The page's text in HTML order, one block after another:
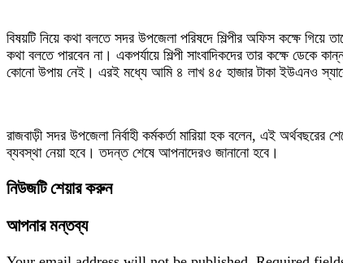
বিষয়টি নিয়ে কথা বলতে সদর উপজেলা পরিষদে শিল্পীর অফিস কক্ষে গিয়ে
কথা বলতে পারবেন না। একপর্যায়ে শিল্পী সাংবাদিকদের তার কক্ষে
কোনো উপায় নেই। এরই মধ্যে আমি ৪ লাখ ৪৫ হাজার টাকা ইউএনও স্যারের
রাজবাড়ী সদর উপজেলা নির্বাহী কর্মকর্তা মারিয়া হক বলেন, এই
ব্যবস্থা নেয়া হবে। তদন্ত শেষে আপনাদেরও জানানো হবে।
নিউজটি শেয়ার করুন
আপনার মন্তব্য